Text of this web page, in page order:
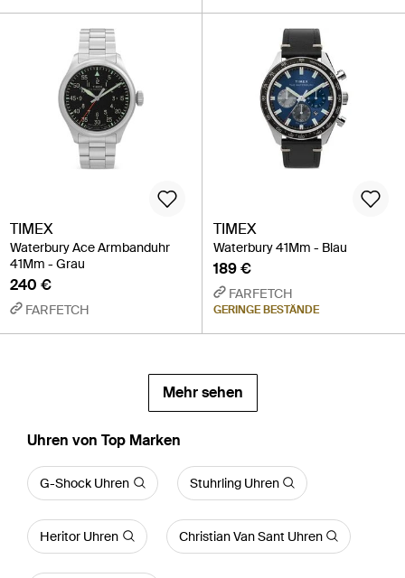
TIMEX
Waterbury Ace Armbanduhr
41Mm - Grau
240 €
FARFETCH
TIMEX
Waterbury 41Mm - Blau
189 €
FARFETCH
GERINGE BESTÄNDE
Mehr sehen
Uhren von Top Marken
G-Shock Uhren Stuhrling Uhren
Heritor Uhren Christian Van Sant Uhren